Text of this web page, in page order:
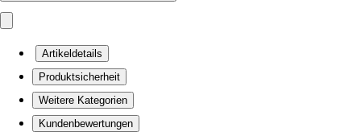
Artikeldetails
Produktsicherheit
Weitere Kategorien
Kundenbewertungen